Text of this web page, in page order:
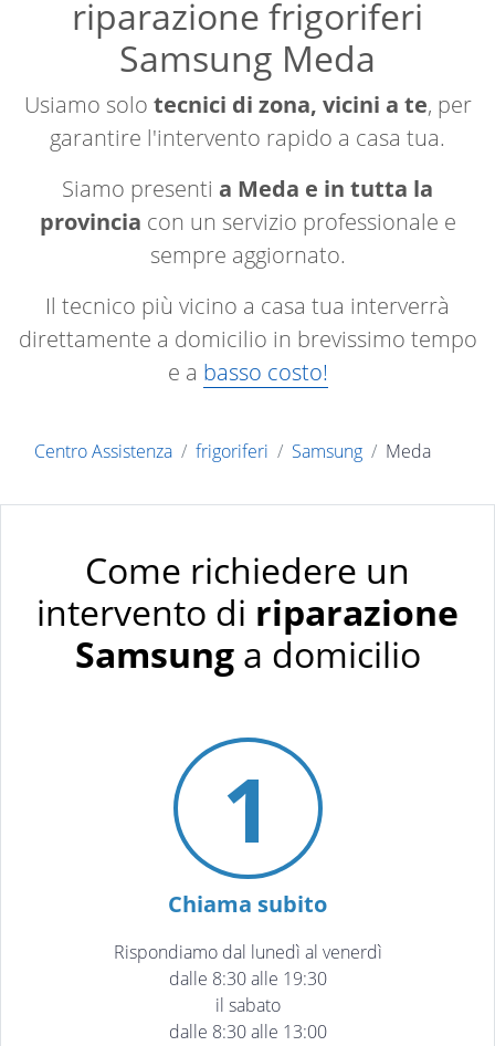
riparazione frigoriferi
Samsung Meda
Usiamo solo tecnici di zona, vicini a te, per
garantire l'intervento rapido a casa tua.
Siamo presenti a Meda e in tutta la
provincia con un servizio professionale e
sempre aggiornato.
Il tecnico più vicino a casa tua interverrà
direttamente a domicilio in brevissimo tempo
e a basso costo!
Centro Assistenza frigoriferi Samsung Meda
Come richiedere un
intervento di riparazione
Samsunga domicilio
1
Chiama subito
Rispondiamo dal lunedì al venerdì
dalle 8:30 alle 19:30
il sabato
dalle 8:30 alle 13:00